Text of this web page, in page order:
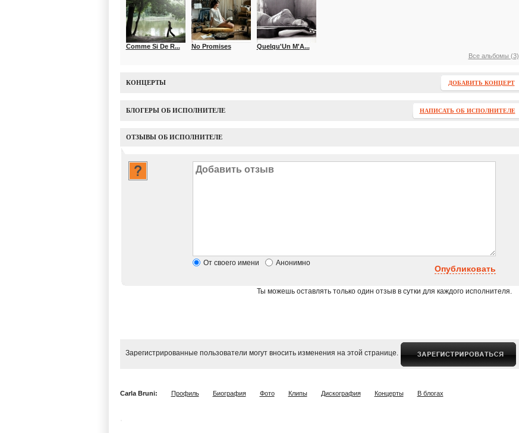
Comme Si De R... No Promises
Quelqu'Un M'A...
Все альбомы (3)
КОНЦЕРТЫ ДОБАВИТЬ КОНЦЕРТ
БЛОГЕРЫ ОБ ИСПОЛНИТЕЛЕ НАПИСАТЬ ОБ ИСПОЛНИТЕЛЕ
ОТЗЫВЫ ОБ ИСПОЛНИТЕЛЕ
От своего имени Анонимно
Опубликовать
Ты можешь оставлять только один отзыв в сутки для каждого исполнителя.
Зарегистрированные пользователи могут вносить изменения на этой странице.
Carla Bruni: Профиль Биография Фото Клипы Дискография Концерты В блогах